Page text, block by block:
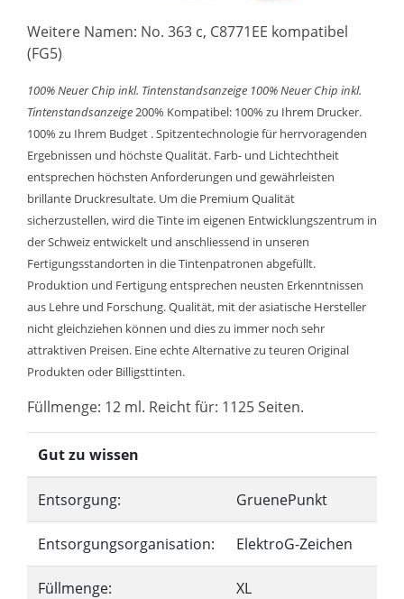
Weitere Namen: No. 363 c, C8771EE kompatibel
(FG5)
100% Neuer Chip inkl. Tintenstandsanzeige 100% Neuer Chip inkl.
Tintenstandsanzeige200% Kompatibel: 100% zu Ihrem Drucker.
100% zu Ihrem Budget . Spitzentechnologie für herrvoragenden
Ergebnissen und höchste Qualität. Farb- und Lichtechtheit
entsprechen höchsten Anforderungen und gewährleisten
brillante Druckresultate. Um die Premium Qualität
sicherzustellen, wird die Tinte im eigenen Entwicklungszentrum in
der Schweiz entwickelt und anschliessend in unseren
Fertigungsstandorten in die Tintenpatronen abgefüllt.
Produktion und Fertigung entsprechen neusten Erkenntnissen
aus Lehre und Forschung. Qualität, mit der asiatische Hersteller
nicht gleichziehen können und dies zu immer noch sehr
attraktiven Preisen. Eine echte Alternative zu teuren Original
Produkten oder Billigsttinten.
Füllmenge: 12 ml. Reicht für: 1125 Seiten.
Gut zu wissen
Entsorgung: GruenePunkt
Entsorgungsorganisation: ElektroG-Zeichen
Füllmenge: XL